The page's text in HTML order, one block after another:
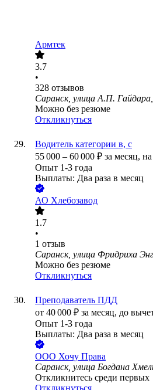
Армтек
3.7
•
328 отзывов
Саранск, улица А.П.
Можно без резюме
Откликнуться
Водитель категории в, с
55 000 – 60 000 ₽ за месяц,
Опыт 1-3 года
Выплаты: Два раза в месяц
АО Хлебозавод
1.7
•
1 отзыв
Саранск, улица Фридриха
Можно без резюме
Откликнуться
Преподаватель ПДД
от 40 000 ₽ за месяц, до
Опыт 1-3 года
Выплаты: Два раза в месяц
ООО Хочу Права
Саранск, улица Богдана
Откликнитесь среди первых